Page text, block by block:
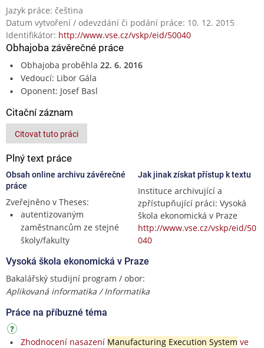
Jazyk práce: čeština
Datum vytvoření / odevzdání či podání práce: 10. 12. 2015
Identifikátor: http://www.vse.cz/vskp/eid/50040
Obhajoba závěrečné práce
Obhajoba proběhla 22. 6. 2016
Vedoucí: Libor Gála
Oponent: Josef Basl
Citační záznam
Citovat tuto práci
Plný text práce
Obsah online archivu závěrečné
práce
Zveřejněno v Theses:
autentizovaným
zaměstnancům ze stejné
školy/fakulty
Jak jinak získat přístup k textu
Instituce archivující a
zpřístupňující práci: Vysoká
škola ekonomická v Praze
http://www.vse.cz/vskp/eid/50
040
Vysoká škola ekonomická v Praze
Bakalářský studijní program / obor:
Aplikovaná informatika / Informatika
Práce na příbuzné téma
Zhodnocení nasazení Manufacturing Execution System ve